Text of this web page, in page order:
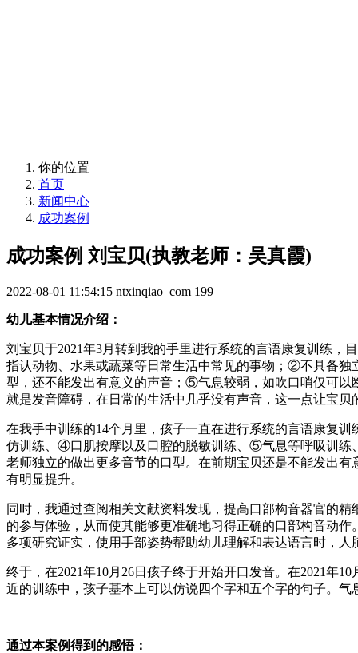
你的位置
首页
新闻中心
成功案例
成功案例 刘宝贝(执教老师：吴真霞)
2022-08-01 11:54:15 ntxinqiao_com 199
幼儿基本情况介绍：
刘宝贝于2021年3月转到我的手里进行系统的言语康复训练
指认动物、水果或蔬菜等日常生活中常见的事物；②不具备
型，还不能发出有意义的声音；⑤气息较弱，如吹口哨仅可
就是发音障碍，在日常的生活中几乎没有声音，这一点让宝贝
在我手中训练的14个月里，孩子一直在进行系统的言语康复
仿训练、④口肌按摩以及口腔的脱敏训练、⑤气息等呼吸训练
老师独立的做出更多音节的口型。在前期宝贝还是不能发出
有明显提升。
同时，我通过查阅相关文献资料发现，提高口部构音器官的
的参与体验，从而使其能够更准确地习得正确的口部构音
多项研究证实，使用手部姿势帮助幼儿理解和表达语言时，
终于，在2021年10月26日孩子终于开始开口发音。在2021年
近的训练中，孩子基本上可以仿说四个字和五个字的句子。
通过本案例得到的感悟：